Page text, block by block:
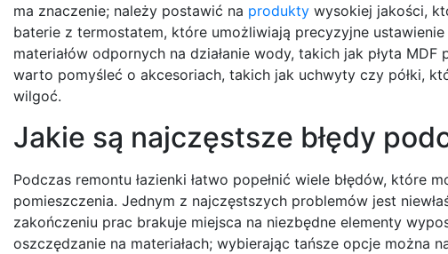
ma znaczenie; należy postawić na produkty wysokiej jakości,
baterie z termostatem, które umożliwiają precyzyjne
materiałów odpornych na działanie wody, takich jak płyta
warto pomyśleć o akcesoriach, takich jak uchwyty czy półki,
wilgoć.
Jakie są najczęstsze błędy
Podczas remontu łazienki łatwo popełnić wiele błędów, które
pomieszczenia. Jednym z najczęstszych problemów jest
zakończeniu prac brakuje miejsca na niezbędne elementy
oszczędzanie na materiałach; wybierając tańsze opcje